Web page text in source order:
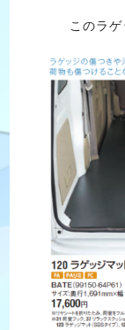
このラ